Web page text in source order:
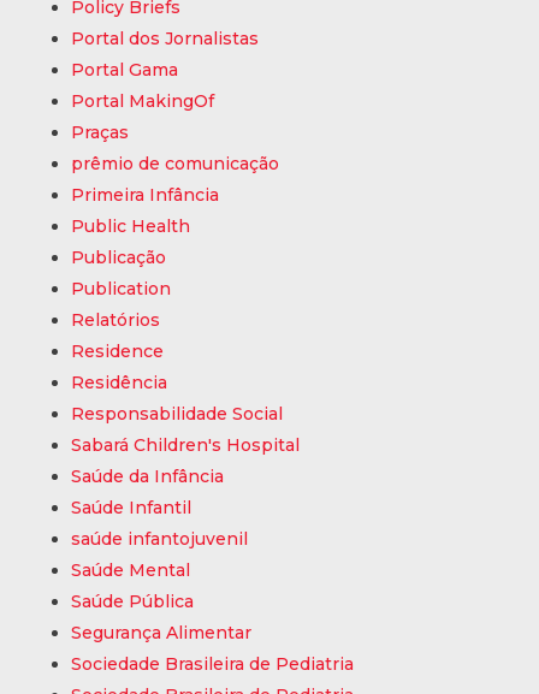
Policy Briefs
Portal dos Jornalistas
Portal Gama
Portal MakingOf
Praças
prêmio de comunicação
Primeira Infância
Public Health
Publicação
Publication
Relatórios
Residence
Residência
Responsabilidade Social
Sabará Children's Hospital
Saúde da Infância
Saúde Infantil
saúde infantojuvenil
Saúde Mental
Saúde Pública
Segurança Alimentar
Sociedade Brasileira de Pediatria